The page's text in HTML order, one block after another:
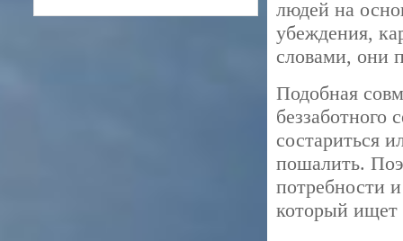
людей на
убеждения,
словами, они
Подобная
состариться
пошалить.
потребности
который ищет